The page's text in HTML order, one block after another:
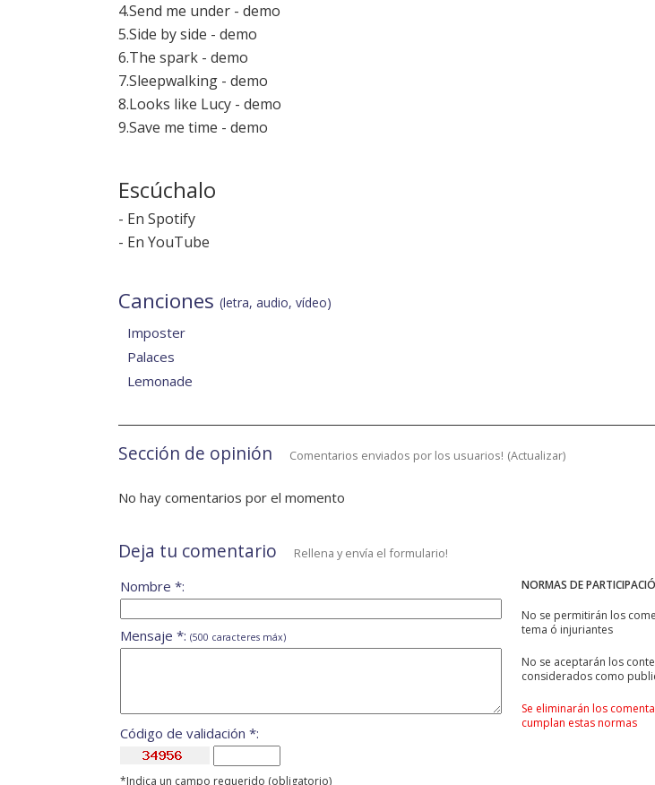
4.Send me under - demo
5.Side by side - demo
6.The spark - demo
7.Sleepwalking - demo
8.Looks like Lucy - demo
9.Save me time - demo
Escúchalo
- En Spotify
- En YouTube
Canciones (letra, audio, vídeo)
Imposter
Palaces
Lemonade
Sección de opinión Comentarios enviados por los usuarios! (Actualizar)
No hay comentarios por el momento
Deja tu comentario Rellena y envía el formulario!
NORMAS DE
No se permitirán los
tema ó injuriantes
No se aceptarán los
considerados como
Se eliminarán los
cumplan estas normas
Nombre *:
Mensaje *: (500 caracteres máx)
Código de validación *:
*Indica un campo requerido (obligatorio)